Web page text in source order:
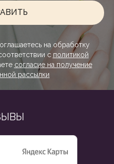
на обработку
с политикой
согласие на получение
рассылки